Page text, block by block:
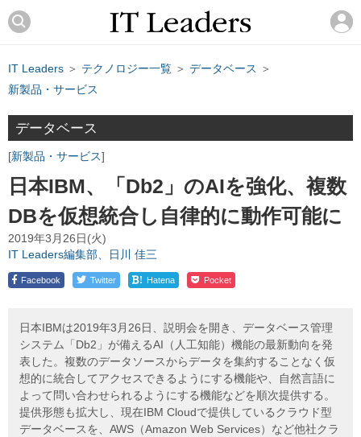
IT Leaders ＞ テクノロジー一覧 ＞ データベース ＞
新製品・サービス
データベース
新製品・サービス
日本IBM、「Db2」のAIを強化、複数
DBを仮想統合し自律的に動作可能に
2019年3月26日(火)
IT Leaders編集部、日川 佳三
Facebook Twitter ! Hatena Pocket
日本IBMは2019年3月26日、説明会を開き、データベース管理
システム「Db2」が備えるAI（人工知能）機能の最新動向を発
表した。複数のデータソースからデータを集約することなく仮
想的に統合してアクセスできるようにする機能や、自然言語に
よって問い合わせられるようにする機能などを順次提供する。
提供形態も拡大し、現在IBM Cloudで提供しているクラウド型
データベースを、AWS（Amazon Web Services）など他社クラ